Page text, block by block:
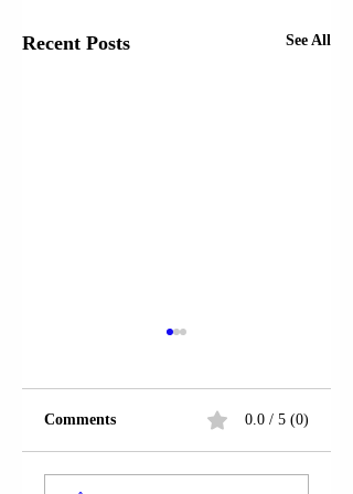
Recent Posts See All
SEKRETARI I
Comments 0.0 / 5 (0)